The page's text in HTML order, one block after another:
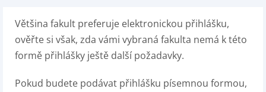
Většina fakult preferuje elektronickou přihlášku,
ověřte si však, zda vámi vybraná fakulta nemá k této
formě přihlášky ještě další požadavky.
Pokud budete podávat přihlášku písemnou formou,